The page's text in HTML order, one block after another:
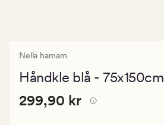
Nelia hamam
Håndkle blå - 75x150cm
Pris
299,90
Pris 299,90 kr
299,90 kr